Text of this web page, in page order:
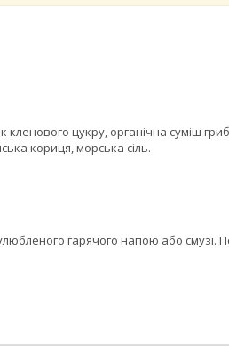
цукру, органічна суміш
кориця, морська сіль.
гарячого напою або